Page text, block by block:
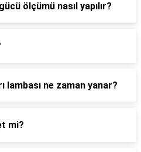
ölçümü nasıl yapılır?
ne zaman yanar?
mi?